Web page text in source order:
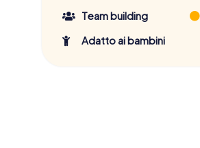
Team building
Adatto ai bambini